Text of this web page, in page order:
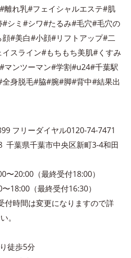
離れ乳#フェイシャルエステ#肌
シミ#シワ#たるみ#毛穴#毛穴の
#美白#小顔#リフトアップ#二
スライン#もちもち美肌#くすみ
マンツーマン#学割#u24#千葉駅
身脱毛#脇#腕#脚#背中#結果出
フリーダイヤル0120-74-7471
葉県千葉市中央区新町3-4和田
20:00（最終受付18:00）
（最終受付16:30）
付時間は変更になりますので詳
。
徒歩5分